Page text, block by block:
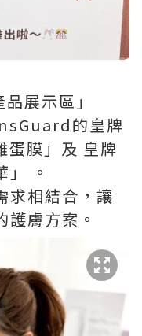
展示區」
的皇牌
蛋膜」及 皇牌
。
求相結合，讓
膚方案。